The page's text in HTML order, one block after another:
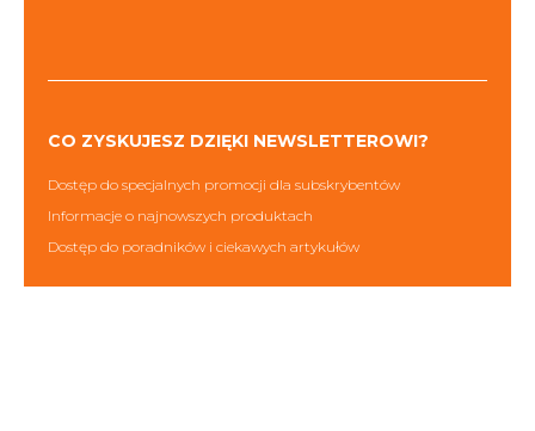
CO ZYSKUJESZ DZIĘKI NEWSLETTEROWI?
Dostęp do specjalnych promocji dla subskrybentów
Informacje o najnowszych produktach
Dostęp do poradników i ciekawych artykułów